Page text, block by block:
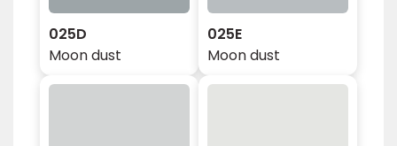
025D
Moon dust
025E
Moon dust